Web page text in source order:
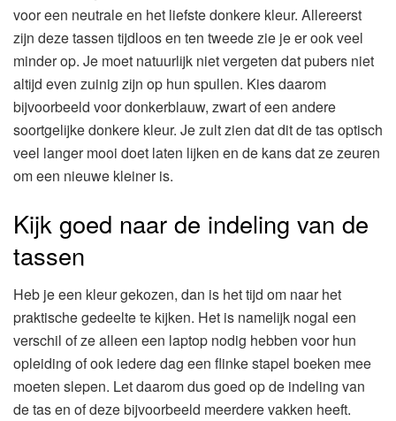
voor een neutrale en het liefste donkere kleur. Allereerst
zijn deze tassen tijdloos en ten tweede zie je er ook veel
minder op. Je moet natuurlijk niet vergeten dat pubers niet
altijd even zuinig zijn op hun spullen. Kies daarom
bijvoorbeeld voor donkerblauw, zwart of een andere
soortgelijke donkere kleur. Je zult zien dat dit de tas optisch
veel langer mooi doet laten lijken en de kans dat ze zeuren
om een nieuwe kleiner is.
Kijk goed naar de indeling van de
tassen
Heb je een kleur gekozen, dan is het tijd om naar het
praktische gedeelte te kijken. Het is namelijk nogal een
verschil of ze alleen een laptop nodig hebben voor hun
opleiding of ook iedere dag een flinke stapel boeken mee
moeten slepen. Let daarom dus goed op de indeling van
de tas en of deze bijvoorbeeld meerdere vakken heeft.